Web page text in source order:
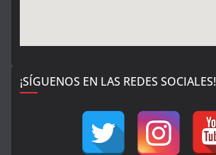
¡SÍGUENOS EN LAS REDES SOCIALES!